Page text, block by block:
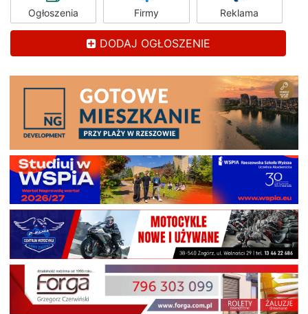
Ogłoszenia Firmy Reklama
DODAJ OGŁOSZENIE